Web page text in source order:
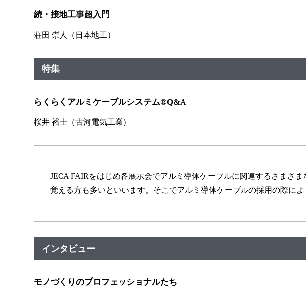
続・接地工事超入門
荘田 崇人（日本地工）
特集
らくらくアルミケーブルシステム®Q&A
桜井 裕士（古河電気工業）
JECA FAIRをはじめ各展示会でアルミ導体ケーブルに関連するさまざ
覚える方も多いといいます。そこでアルミ導体ケーブルの採用の際に
インタビュー
モノづくりのプロフェッショナルたち